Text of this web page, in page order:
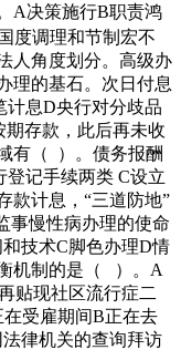
A决策施行B职责鸿
度调理和节制宏不
人角度划分。高级办
理的基石。次日付息
计息D央行对分歧品
存款，此后再未收
有（ ）。债务报酬
记手续两类 C设立
款计息，“三道防地”
事慢性病办理的使命
技术C脚色办理D情
机制的是（ ）。A
贴现社区流行症二
受雇期间B正在去
律机关的查询拜访